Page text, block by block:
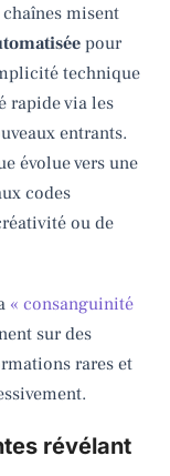
misent
pour
technique
rapide via les
entrants.
évolue vers une
codes
ou de
« consanguinité
sur des
rares et
révélant